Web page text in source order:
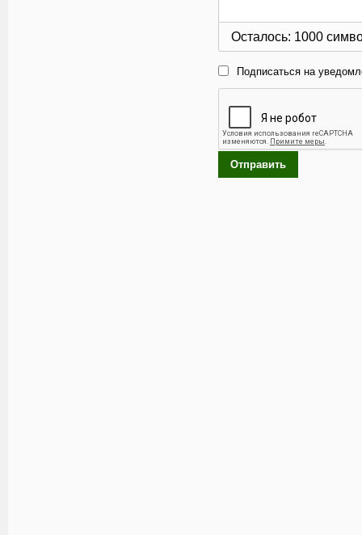
Осталось: 1000
Подписаться на
Отправить